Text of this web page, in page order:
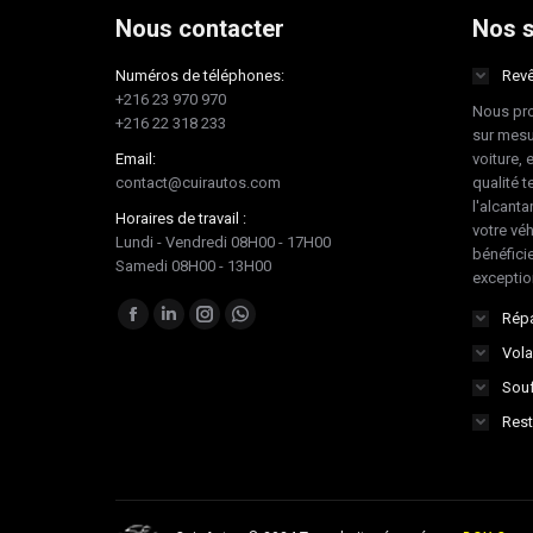
Nous contacter
Numéros de téléphones:
+216 23 970 970
+216 22 318 233
Email:
contact@cuirautos.com
Horaires de travail :
Lundi - Vendredi 08H00 - 17H00
Samedi 08H00 - 13H00
Trouvez nous sur :
Facebook
LinkedInInstagramWhatsapp
Nos
Nous
sur
voiture,
qualité
votre